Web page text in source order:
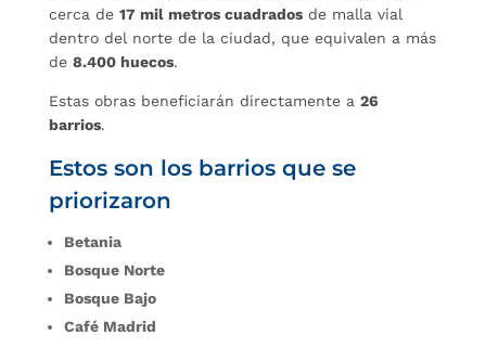
cerca de 17 mil metros cuadradosde malla vial
dentro del norte de la ciudad, que equivalen a más
de 8.400 huecos.
Estas obras beneficiarán directamente a 26
barrios.
Estos son los barrios que se
priorizaron
Betania
Bosque Norte
Bosque Bajo
Café Madrid